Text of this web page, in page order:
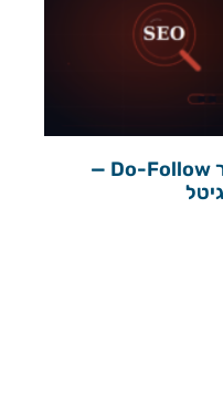
פרסום כתבת SEO עם קישור Do-Follow —